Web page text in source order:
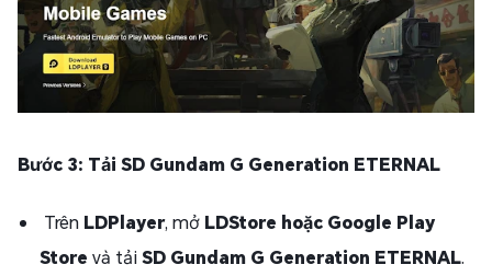
Bước 3: Tải SD Gundam G Generation ETERNAL
Trên LDPlayer, mở LDStore hoặc Google Play
Store và tảiSD Gundam G Generation ETERNAL.